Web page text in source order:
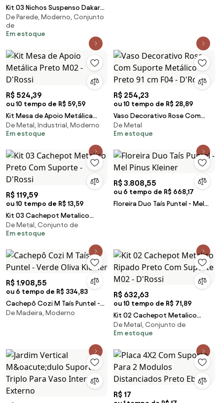
Kit 03 Nichos Suspenso Dakar
com Cabideiro Preto L06 -
D'Rossi
De Parede, Moderno, Conjunto
de
Em estoque
R$ 524,39
ou 10 tempo de R$ 59,59
Kit Mesa de Apoio Metálica
Preto M02 - D'Rossi
De Metal, Industrial, Moderno
Em estoque
R$ 254,23
ou 10 tempo de R$ 28,89
Vaso Decorativo Rose Com
Suporte Metálico Preto 91 cm
F04 - D'Rossi
De Metal
Em estoque
R$ 119,59
ou 10 tempo de R$ 13,59
Kit 03 Cachepot Metalico
Preto Com Suporte - D'Rossi
De Metal, Conjunto de
Em estoque
R$ 3.808,55
ou 6 tempo de R$ 668,17
Floreira Duo Taís Puntel - Mel
R$ 1.908,55
ou 6 tempo de R$ 334,83
Cachepô Cozi M Taís Puntel -
Verde Oliva Kleiner
De Madeira, Moderno
R$ 632,63
ou 10 tempo de R$ 71,89
Kit 02 Cachepot Metalico
Ripado Preto Com Suporte
M02 - D'Rossi
De Metal, Conjunto de
Em estoque
R$ 17